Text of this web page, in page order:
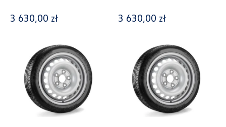
Status
Nowość
3 630,00 zł 3 630,00 zł